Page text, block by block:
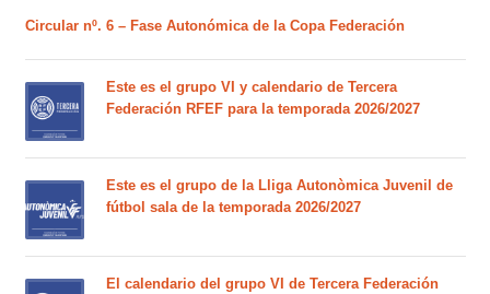
Circular nº. 6 – Fase Autonómica de la Copa Federación
Este es el grupo VI y calendario de Tercera
Federación RFEF para la temporada 2026/2027
Este es el grupo de la Lliga Autonòmica Juvenil de
fútbol sala de la temporada 2026/2027
El calendario del grupo VI de Tercera Federación